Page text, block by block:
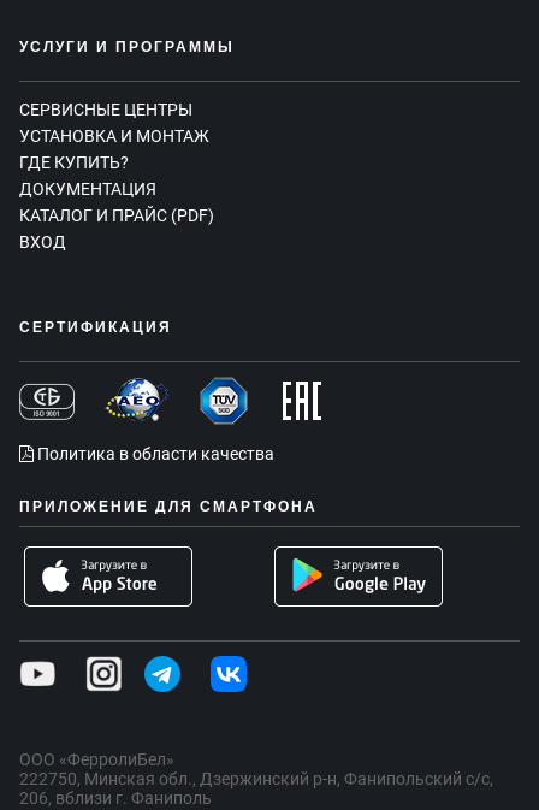
УСЛУГИ И ПРОГРАММЫ
СЕРВИСНЫЕ ЦЕНТРЫ
УСТАНОВКА И МОНТАЖ
ГДЕ КУПИТЬ?
ДОКУМЕНТАЦИЯ
КАТАЛОГ И ПРАЙС (PDF)
ВХОД
СЕРТИФИКАЦИЯ
Политика в области качества
ПРИЛОЖЕНИЕ ДЛЯ СМАРТФОНА
ООО «ФерролиБел»
222750, Минская обл., Дзержинский р-н, Фанипольский с/с,
206, вблизи г. Фаниполь